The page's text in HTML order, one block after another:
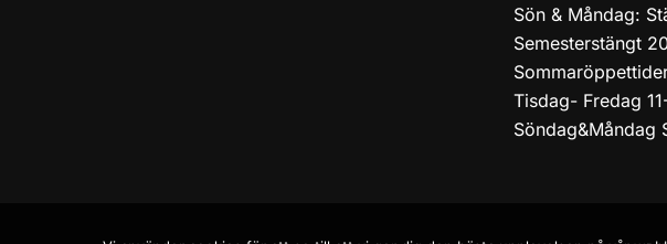
Sön & Måndag:
Semesterstängt
Tisdag- Fredag
Söndag&Måndag